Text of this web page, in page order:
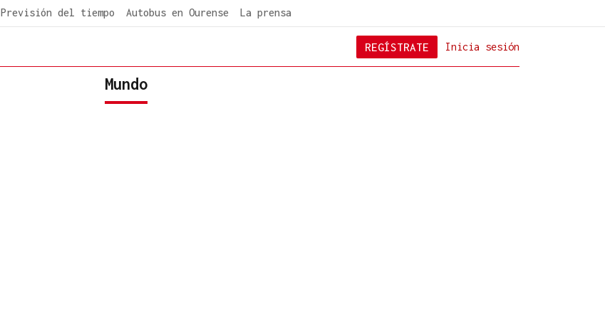
Previsión del tiempo Autobus en Ourense La prensa
Inicia sesión
REGÍSTRATE
Mundo